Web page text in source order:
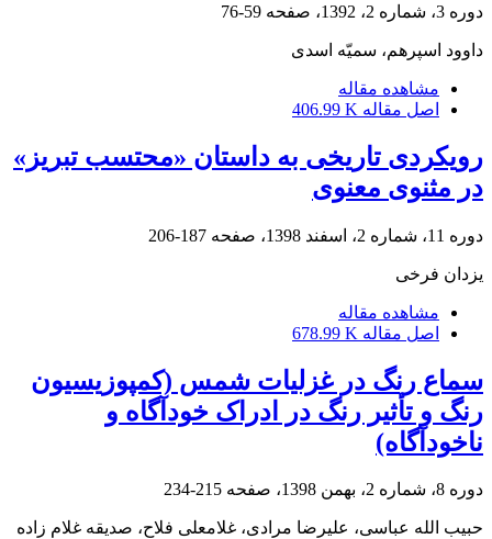
دوره 3، شماره 2، 1392، صفحه 59-76
داوود اسپرهم، سمیّه اسدی
مشاهده مقاله
اصل مقاله 406.99 K
رویکردی تاریخی به داستان «محتسب تبریز»
در مثنوی معنوی
دوره 11، شماره 2، اسفند 1398، صفحه 187-206
یزدان فرخی
مشاهده مقاله
اصل مقاله 678.99 K
سماع رنگ در غزلیات شمس (کمپوزیسیون
رنگ و تأثیر رنگ در ادراک خودآگاه و
ناخودآگاه)
دوره 8، شماره 2، بهمن 1398، صفحه 215-234
حبیب الله عباسی، علیرضا مرادی، غلامعلی فلاح، صدیقه غلام زاده